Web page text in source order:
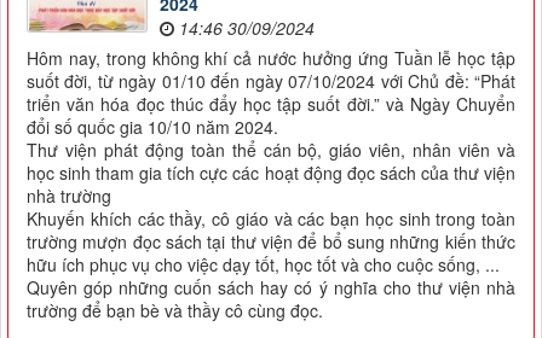
14:46 30/09/2024
Hôm nay, trong không khí cả nước hưởng ứng Tuần lễ học tập
suốt đời, từ ngày 01/10 đến ngày 07/10/2024 với Chủ đề: “Phát
triển văn hóa đọc thúc đẩy học tập suốt đời.” và Ngày Chuyển
đổi số quốc gia 10/10 năm 2024.
Thư viện phát động toàn thể cán bộ, giáo viên, nhân viên và
học sinh tham gia tích cực các hoạt động đọc sách của thư viện
nhà trường
Khuyến khích các thầy, cô giáo và các bạn học sinh trong toàn
trường mượn đọc sách tại thư viện để bổ sung những kiến thức
hữu ích phục vụ cho việc dạy tốt, học tốt và cho cuộc sống, ...
Quyên góp những cuốn sách hay có ý nghĩa cho thư viện nhà
trường để bạn bè và thầy cô cùng đọc.